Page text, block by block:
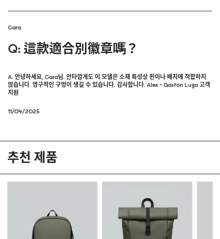
Cara
Q: 這款適合別徽章嗎？
A: 안녕하세요, Cara님. 안타깝게도 이 모델은 소재 특성상 핀이나 배지에 적합하지
않습니다. 영구적인 구멍이 생길 수 있습니다. 감사합니다. Alex - Gaston Luga 고객
지원
11/04/2025
추천 제품